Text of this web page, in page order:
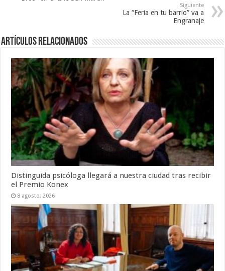
Siguiente
La “Feria en tu barrio” va a
Engranaje
Artículos Relacionados
Distinguida psicóloga llegará a nuestra ciudad tras recibir
el Premio Konex
8 agosto, 2026